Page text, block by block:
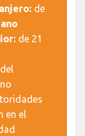
de
de 21
en el